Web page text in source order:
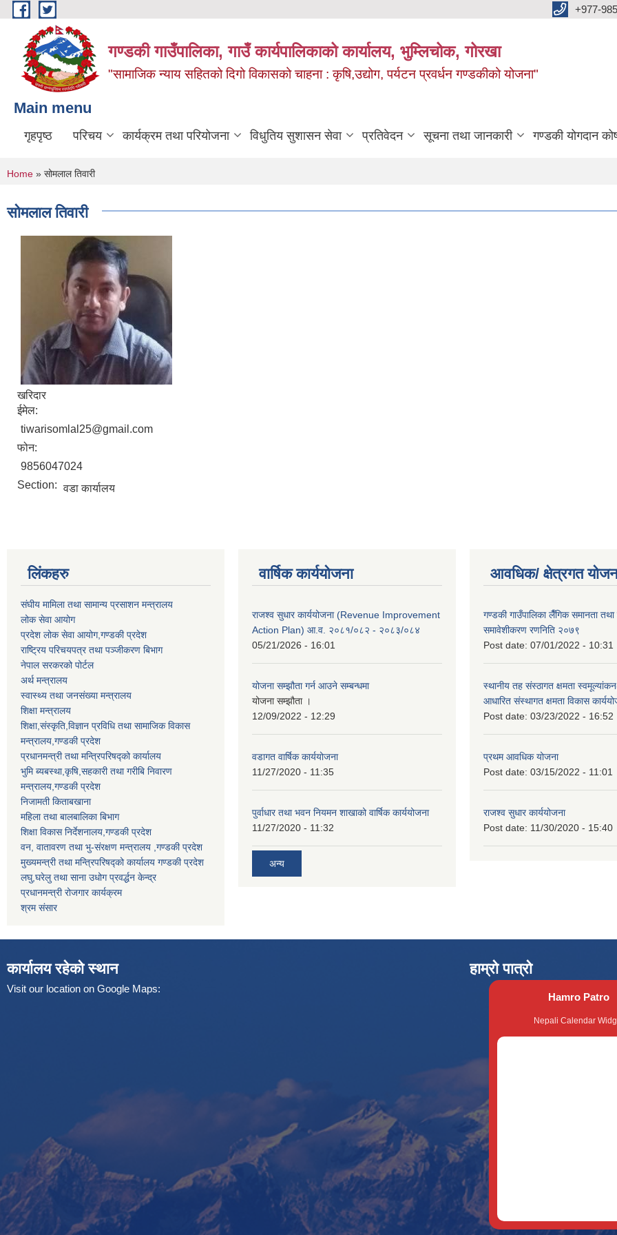
Skip to main content +977-
गण्डकी गाउँपालिका, गाउँ कार्यपालिकाको कार्यालय, भुम्लिचोक, गोरखा
"सामाजिक न्याय सहितको दिगो विकासको चाहना : कृषि,उद्योग, पर्यटन प्रवर्धन गण्डकीको योजना"
Main menu
गृहपृष्ठ परिचय कार्यक्रम तथा परियोजना विधुतिय सुशासन सेवा प्रतिवेदन सूचना तथा जानकारी गण्डकी योगदान
You are here
Home » सोमलाल तिवारी
सोमलाल तिवारी
खरिदार
ईमेल:
tiwarisomlal25@gmail.com
फोन:
9856047024
Section: वडा कार्यालय
लिंकहरु
संघीय मामिला तथा सामान्य प्रसाशन मन्त्रालय
लोक सेवा आयोग
प्रदेश लोक सेवा आयोग,गण्डकी प्रदेश
राष्ट्रिय परिचयपत्र तथा पञ्जीकरण बिभाग
नेपाल सरकरको पोर्टल
अर्थ मन्त्रालय
स्वास्थ्य तथा जनसंख्या मन्त्रालय
शिक्षा मन्त्रालय
शिक्षा,संस्कृति,विज्ञान प्रविधि तथा सामाजिक विकास
मन्त्रालय,गण्डकी प्रदेश
प्रधानमन्त्री तथा मन्त्रिपरिषद्को कार्यालय
भुमि ब्यबस्था,कृषि,सहकारी तथा गरीबि निवारण
मन्त्रालय,गण्डकी प्रदेश
निजामती किताबखाना
महिला तथा बालबालिका बिभाग
शिक्षा विकास निर्देशनालय,गण्डकी प्रदेश
वन, वातावरण तथा भु-संरक्षण मन्त्रालय ,गण्डकी प्रदेश
मुख्यमन्त्री तथा मन्त्रिपरिषद्को कार्यालय गण्डकी प्रदेश
लघु,घरेलु तथा साना उधोग प्रवर्द्धन केन्द्र
प्रधानमन्त्री रोजगार कार्यक्रम
श्रम संसार
वार्षिक कार्ययोजना
राजश्व सुधार कार्ययोजना (Revenue Improvement
Action Plan) आ.व. २०८१/०८२ - २०८३/०८४
05/21/2026 - 16:01
योजना सम्झौता गर्न आउने सम्बन्धमा
योजना सम्झौता ।
12/09/2022 - 12:29
वडागत वार्षिक कार्ययोजना
11/27/2020 - 11:35
पुर्वाधार तथा भवन नियमन शाखाको वार्षिक कार्ययोजना
11/27/2020 - 11:32
अन्य
आवधिक/ क्षेत्रगत
गण्डकी गाउँपालिका लैँगिक समानता तथा
समावेशीकरण रणनिति २०७९
Post date: 07/01/2022 - 10:31
स्थानीय तह संस्ठागत क्षमता
आधारित संस्थागत क्षमता विकास
Post date: 03/23/2022 - 16:52
प्रथम आवधिक योजना
Post date: 03/15/2022 - 11:01
राजश्व सुधार कार्ययोजना
Post date: 11/30/2020 - 15:40
कार्यालय रहेको स्थान
Visit our location on Google Maps:
हाम्रो पात्रो
Hamro Patro
Nepali Calendar